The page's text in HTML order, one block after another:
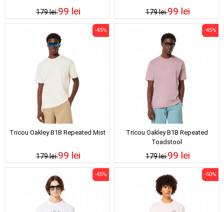
179 lei99 lei 179 lei99 lei
Tricou Oakley B1B Repeated Mist
179 lei
-45%
99 lei
Tricou Oakley B1B Repeated
Toadstool
179 lei
-45%
99 lei
-45% -50%